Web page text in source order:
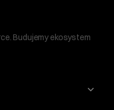
Budujemy ekosystem